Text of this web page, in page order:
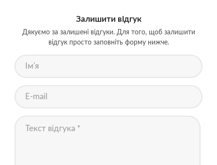
Залишити відгук
Дякуємо за залишені відгуки. Для того, щоб залишити
відгук просто заповніть форму нижче.